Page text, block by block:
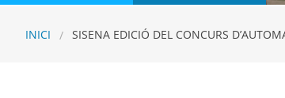
INICI SISENA EDICIÓ DEL CONCURS